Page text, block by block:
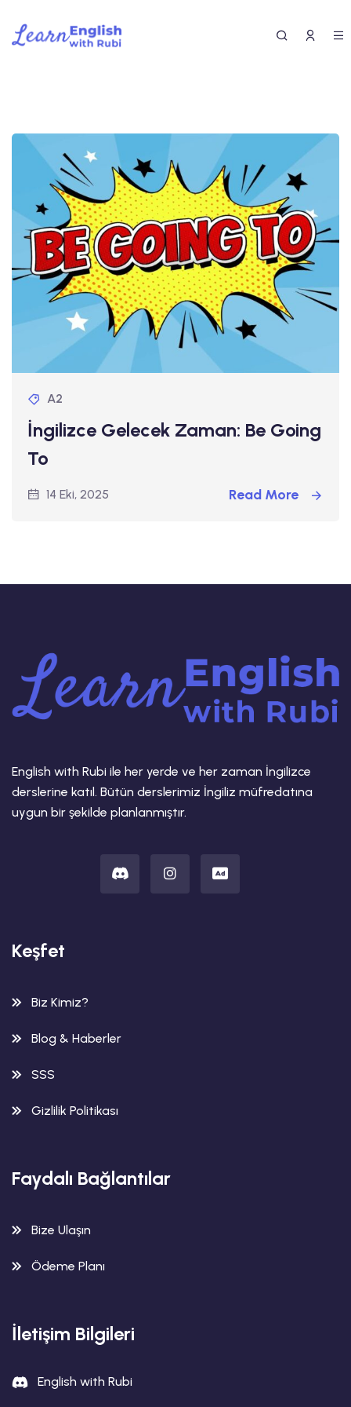
A2
İngilizce Gelecek Zaman: Be Going
To
14 Eki, 2025 Read More
English with Rubi ile her yerde ve her zaman İngilizce
derslerine katıl. Bütün derslerimiz İngiliz müfredatına
uygun bir şekilde planlanmıştır.
Keşfet
Biz Kimiz?
Blog & Haberler
SSS
Gizlilik Politikası
Faydalı Bağlantılar
Bize Ulaşın
Ödeme Planı
İletişim Bilgileri
English with Rubi